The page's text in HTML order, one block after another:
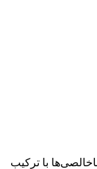
با ترکیب